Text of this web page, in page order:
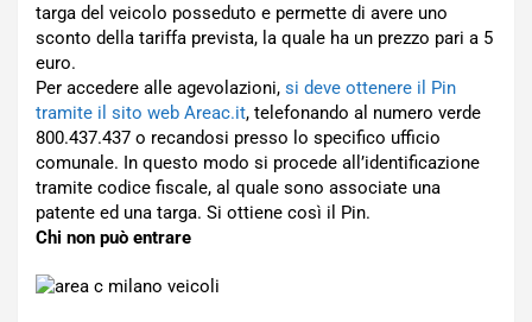
targa del veicolo posseduto e permette di avere uno
sconto della tariffa prevista, la quale ha un prezzo pari a 5
euro.
Per accedere alle agevolazioni, si deve ottenere il Pin
tramite il sito web Areac.it, telefonando al numero verde
800.437.437 o recandosi presso lo specifico ufficio
comunale. In questo modo si procede all’identificazione
tramite codice fiscale, al quale sono associate una
patente ed una targa. Si ottiene così il Pin.
Chi non può entrare